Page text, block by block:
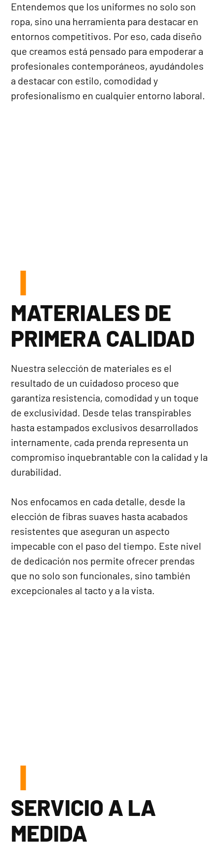
Entendemos que los uniformes no solo son
ropa, sino una herramienta para destacar en
entornos competitivos. Por eso, cada diseño
que creamos está pensado para empoderar a
profesionales contemporáneos, ayudándoles
a destacar con estilo, comodidad y
profesionalismo en cualquier entorno laboral.
MATERIALES DE
PRIMERA CALIDAD
Nuestra selección de materiales es el
resultado de un cuidadoso proceso que
garantiza resistencia, comodidad y un toque
de exclusividad. Desde telas transpirables
hasta estampados exclusivos desarrollados
internamente, cada prenda representa un
compromiso inquebrantable con la calidad y la
durabilidad.
Nos enfocamos en cada detalle, desde la
elección de fibras suaves hasta acabados
resistentes que aseguran un aspecto
impecable con el paso del tiempo. Este nivel
de dedicación nos permite ofrecer prendas
que no solo son funcionales, sino también
excepcionales al tacto y a la vista.
SERVICIO A LA
MEDIDA